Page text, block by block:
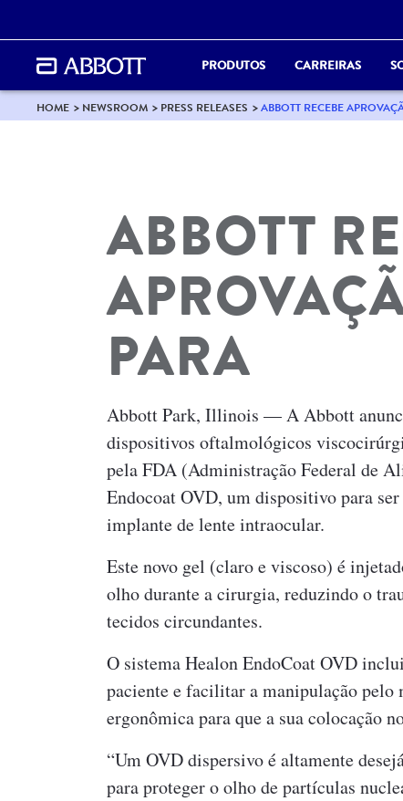
PRODUTOS CARREIRAS
HOME NEWSROOM PRESS RELEASES ABBOTT RECEBE
ABBOTT
PARA
Abbott Park, Illinois — A Abbott
dispositivos oftalmológicos
pela FDA (Administração Federal de
Endocoat OVD, um dispositivo para
implante de lente intraocular.
Este novo gel (claro e viscoso) é
olho durante a cirurgia, reduzindo o
tecidos circundantes.
O sistema Healon EndoCoat OVD
paciente e facilitar a manipulação pelo
ergonômica para que a sua colocação
“Um OVD dispersivo é altamente
para proteger o olho de partículas